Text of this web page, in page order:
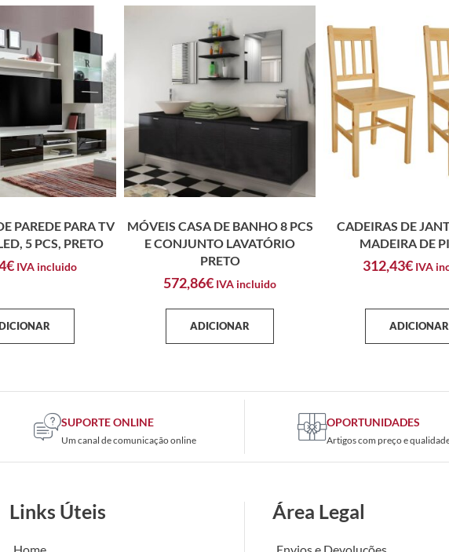
PAREDE PARA TV
5 PCS, PRETO
€ IVA incluido
MÓVEIS CASA DE BANHO 8 PCS
E CONJUNTO LAVATÓRIO
PRETO
572,86€ IVA incluido
ADICIONAR
CADEIRAS DE
MADEIRA DE
312,43€ IVA
ADICIONAR
SUPORTE ONLINE
Um canal de comunicação online
OPORTUNIDADES
Artigos com preço e
Links Úteis Área Legal